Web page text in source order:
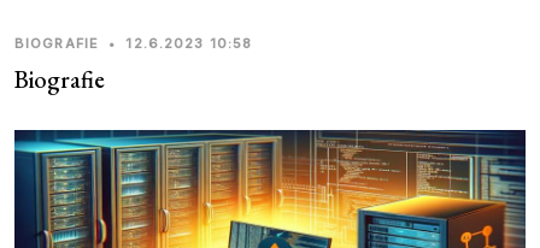
BIOGRAFIE • 12.6.2023 10:58
Biografie